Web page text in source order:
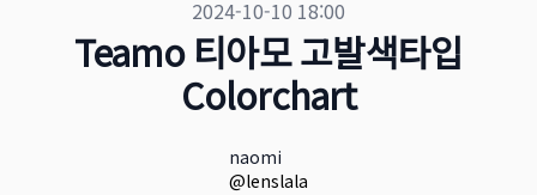
2024-10-10 18:00
Teamo 티아모 고발색타입
Colorchart
이름
naomi
X URL
@lenslala